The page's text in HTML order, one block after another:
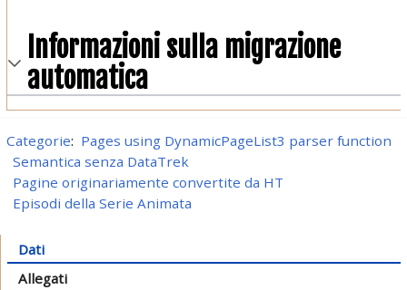
Informazioni sulla migrazione
automatica
Categorie: Pages using DynamicPageList3 parser function
Semantica senza DataTrek
Pagine originariamente convertite da HT
Episodi della Serie Animata
Dati
Allegati